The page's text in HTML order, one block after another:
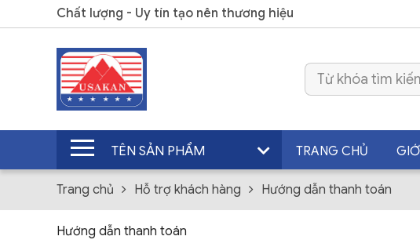
Chất lượng - Uy tín tạo nên thương hiệu
TÊN SẢN PHẨM TRANG CHỦ
Trang chủ Hỗ trợ khách hàng Hướng dẫn thanh toán
Hướng dẫn thanh toán